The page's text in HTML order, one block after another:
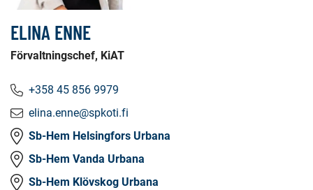
ELINA ENNE
Förvaltningschef, KiAT
+358 45 856 9979
elina.enne@spkoti.fi
Sb-Hem Helsingfors Urbana
Sb-Hem Vanda Urbana
Sb-Hem Klövskog Urbana